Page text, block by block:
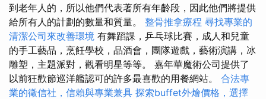
到老年人的，所以他們代表著所有年齡段，因此他們將提供
給所有人的計劃的數量和質量。 整骨推拿療程 尋找專業的
清潔公司來改善環境 有舞蹈課，乒乓球比賽，成人和兒童
的手工藝品，烹飪學校，品酒會，團隊遊戲，藝術演講，冰
雕塑，主題派對，觀看明星等等。 嘉年華魔術公司提供了
以前狂歡節巡洋艦認可的許多最喜歡的用餐網站。 合法專
業的徵信社，信賴與專業兼具 探索buffet外燴價格，選擇